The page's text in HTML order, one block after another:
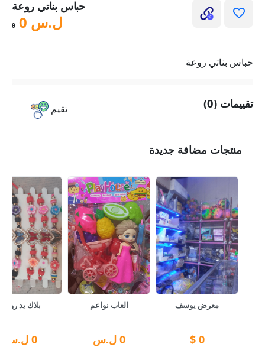
حباس بناتي روعة
ل.س 0
0
حباس بناتي روعة
تقيم تقييمات (0)
منتجات مضافة جديدة
معرض يوسف
0
$
العاب نواعم
0 ل.س
بلاك يد روعة
0 ل.س